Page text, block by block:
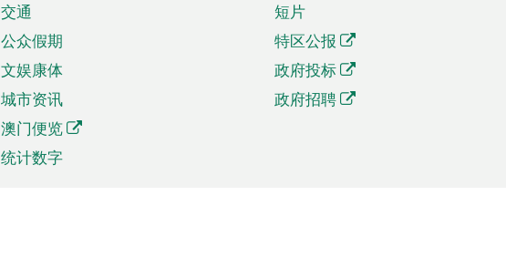
交通
公众假期
文娱康体
城市资讯
澳门便览
统计数字
短片
特区公报
政府投标
政府招聘